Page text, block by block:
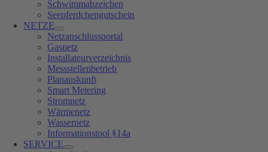
Schwimmabzeichen
Seepferdchengutschein
NETZE
Netzanschlussportal
Gasnetz
Installateurverzeichnis
Messstellenbetrieb
Planauskunft
Smart Metering
Stromnetz
Wärmenetz
Wassernetz
Informationstool §14a
SERVICE